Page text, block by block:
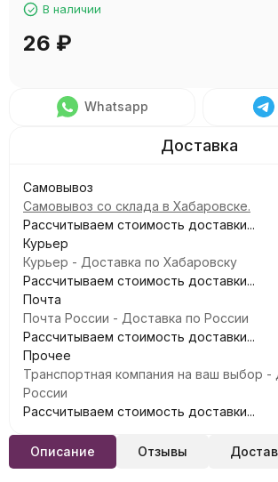
В наличии
26 ₽
Whatsapp
Самовывоз
Самовывоз со склада в Хабаровске.
Рассчитываем стоимость доставки...
Курьер
Курьер - Доставка по Хабаровску
Рассчитываем стоимость доставки...
Почта
Почта России - Доставка по России
Рассчитываем стоимость доставки...
Прочее
Транспортная компания на ваш выбор -
России
Рассчитываем стоимость доставки...
Описание Отзывы